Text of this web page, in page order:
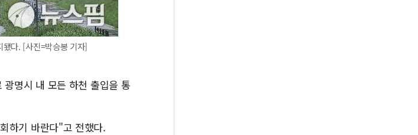
다. [사진=박승봉 기자]
명시 내 모든 하천 출입을 통
하기 바란다"고 전했다.